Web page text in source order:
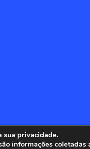
sua privacidade.
informações